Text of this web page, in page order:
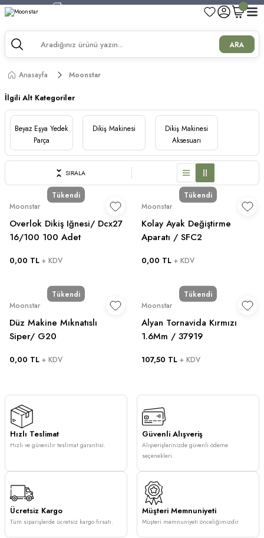
750 TL ve Üzeri Alışverişlerde Kargo Bedava!
750 TL ve Üzeri Alışverişlerde Kargo Bedava!
ARA
Anasayfa Moonstar
İlgili Alt Kategoriler
Beyaz Eşya Yedek
Parça
Dikiş Makinesi
Dikiş Makinesi
Aksesuarı
SIRALA
Tükendi
Moonstar
Overlok Dikiş Iğnesi/ Dcx27
16/100 100 Adet
0,00 TL + KDV
Tükendi
Moonstar
Kolay Ayak Değiştirme
Aparatı / SFC2
0,00 TL + KDV
Tükendi
Moonstar
Düz Makine Mıknatıslı
Siper/ G20
0,00 TL + KDV
Tükendi
Moonstar
Alyan Tornavida Kırmızı
1.6Mm / 37919
107,50 TL + KDV
Hızlı Teslimat
Hızlı ve güvenilir teslimat garantisi.
Güvenli Alışveriş
Alışverişlerinizde güvenli ödeme
seçenekleri.
Ücretsiz Kargo
Tüm siparişlerde ücretsiz kargo fırsatı.
Müşteri Memnuniyeti
Müşteri memnuniyeti önceliğimizdir.